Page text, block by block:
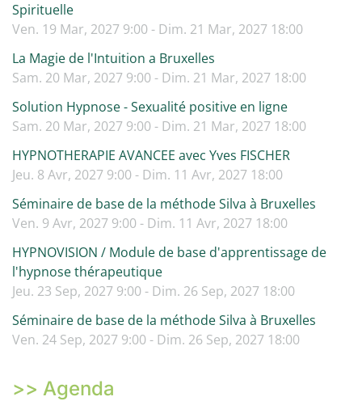
Spirituelle
Ven. 19 Mar, 2027 9:00 - Dim. 21 Mar, 2027 18:00
La Magie de l'Intuition a Bruxelles
Sam. 20 Mar, 2027 9:00 - Dim. 21 Mar, 2027 18:00
Solution Hypnose - Sexualité positive en ligne
Sam. 20 Mar, 2027 9:00 - Dim. 21 Mar, 2027 18:00
HYPNOTHERAPIE AVANCEE avec Yves FISCHER
Jeu. 8 Avr, 2027 9:00 - Dim. 11 Avr, 2027 18:00
Séminaire de base de la méthode Silva à Bruxelles
Ven. 9 Avr, 2027 9:00 - Dim. 11 Avr, 2027 18:00
HYPNOVISION / Module de base d'apprentissage de
l'hypnose thérapeutique
Jeu. 23 Sep, 2027 9:00 - Dim. 26 Sep, 2027 18:00
Séminaire de base de la méthode Silva à Bruxelles
Ven. 24 Sep, 2027 9:00 - Dim. 26 Sep, 2027 18:00
>> Agenda